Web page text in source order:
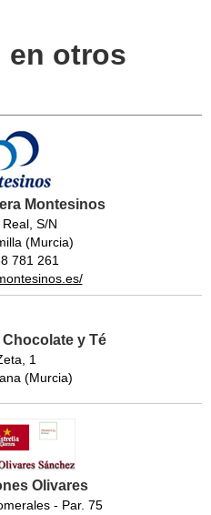
en otros
Montesinos
S/N
(Murcia)
781 261
y Té
1
(Murcia)
Olivares
- Par. 75